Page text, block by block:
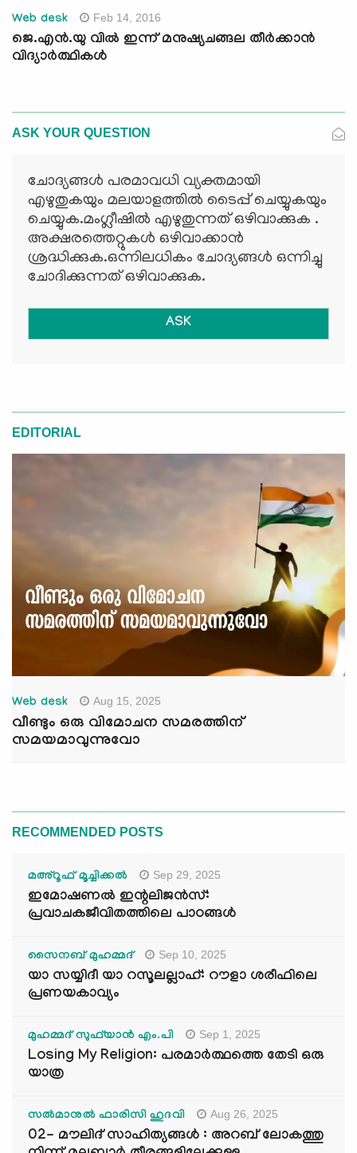
Web desk Feb 14, 2016
ജെ.എന്‍.യു വില്‍ ഇന്ന് മനുഷ്യചങ്ങല തീര്‍ക്കാന്‍
വിദ്യാര്‍ത്ഥികള്‍
ASK YOUR QUESTION
ചോദ്യങ്ങള്‍ പരമാവധി വ്യക്തമായി
എഴുതുകയും മലയാളത്തില്‍ ടൈപ്പ് ചെയ്യുകയും
ചെയ്യുക.മംഗ്ലീഷില്‍ എഴുതുന്നത് ഒഴിവാക്കുക .
അക്ഷരത്തെറ്റുകള്‍ ഒഴിവാക്കാന്‍
ശ്രദ്ധിക്കുക.ഒന്നിലധികം ചോദ്യങ്ങള്‍ ഒന്നിച്ചു
ചോദിക്കുന്നത് ഒഴിവാക്കുക.
ASK
EDITORIAL
Web desk Aug 15, 2025
വീണ്ടും ഒരു വിമോചന സമരത്തിന്
സമയമാവുന്നുവോ
RECOMMENDED POSTS
മഅ്റൂഫ് മൂച്ചിക്കല്‍ Sep 29, 2025
ഇമോഷണൽ ഇന്റലിജൻസ്:
പ്രവാചകജീവിതത്തിലെ പാഠങ്ങൾ
സൈനബ് മുഹമ്മദ് Sep 10, 2025
യാ സയ്യിദീ യാ റസൂലല്ലാഹ്: റൗളാ ശരീഫിലെ
പ്രണയകാവ്യം
മുഹമ്മദ് സുഫ്‌യാൻ എം.പി Sep 1, 2025
Losing My Religion: പരമാർത്ഥത്തെ തേടി ഒരു
യാത്ര
സൽമാനുൽ ഫാരിസി ഹുദവി Aug 26, 2025
02- മൗലിദ് സാഹിത്യങ്ങൾ : അറബ് ലോകത്തു